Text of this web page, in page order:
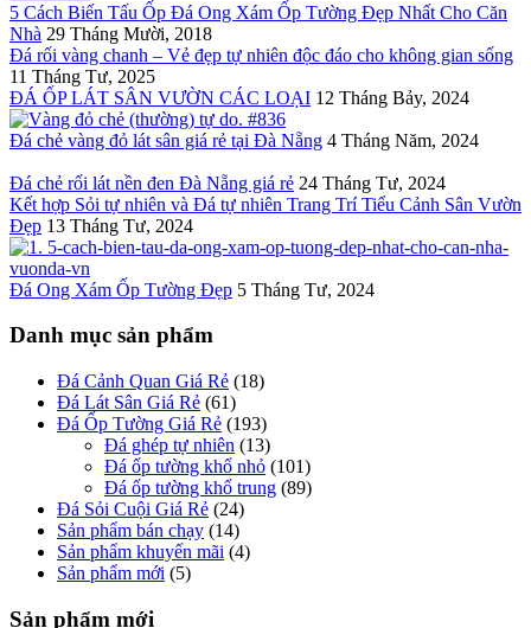
5 Cách Biến Tấu Ốp Đá Ong Xám Ốp Tường Đẹp Nhất Cho Căn
Nhà 29 Tháng Mười, 2018
Đá rối vàng chanh – Vẻ đẹp tự nhiên độc đáo cho không gian sống
11 Tháng Tư, 2025
ĐÁ ỐP LÁT SÂN VƯỜN CÁC LOẠI 12 Tháng Bảy, 2024
Đá chẻ vàng đỏ lát sân giá rẻ tại Đà Nẵng 4 Tháng Năm, 2024
Đá chẻ rối lát nền đen Đà Nẵng giá rẻ 24 Tháng Tư, 2024
Kết hợp Sỏi tự nhiên và Đá tự nhiên Trang Trí Tiểu Cảnh Sân Vườn
Đẹp 13 Tháng Tư, 2024
Đá Ong Xám Ốp Tường Đẹp 5 Tháng Tư, 2024
Danh mục sản phẩm
Đá Cảnh Quan Giá Rẻ (18)
Đá Lát Sân Giá Rẻ (61)
Đá Ốp Tường Giá Rẻ (193)
Đá ghép tự nhiên (13)
Đá ốp tường khổ nhỏ (101)
Đá ốp tường khổ trung (89)
Đá Sỏi Cuội Giá Rẻ (24)
Sản phẩm bán chạy (14)
Sản phẩm khuyến mãi (4)
Sản phẩm mới (5)
Sản phẩm mới